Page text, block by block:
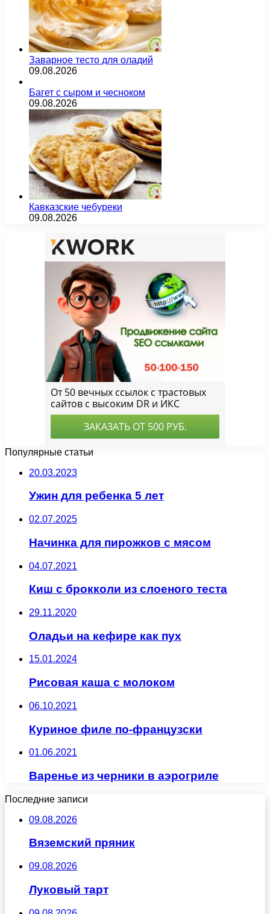
Заварное тесто для оладий
09.08.2026
Багет с сыром и чесноком
09.08.2026
Кавказские чебуреки
09.08.2026
Популярные статьи
20.03.2023
Ужин для ребенка 5 лет
02.07.2025
Начинка для пирожков с мясом
04.07.2021
Киш с брокколи из слоеного теста
29.11.2020
Оладьи на кефире как пух
15.01.2024
Рисовая каша с молоком
06.10.2021
Куриное филе по-французски
01.06.2021
Варенье из черники в аэрогриле
Последние записи
09.08.2026
Вяземский пряник
09.08.2026
Луковый тарт